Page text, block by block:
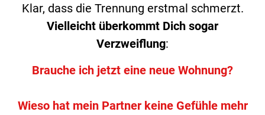
Klar, dass die Trennung erstmal schmerzt.
Vielleicht überkommt Dich sogar
Verzweiflung:
Brauche ich jetzt eine neue Wohnung?
Wieso hat mein Partner keine Gefühle mehr